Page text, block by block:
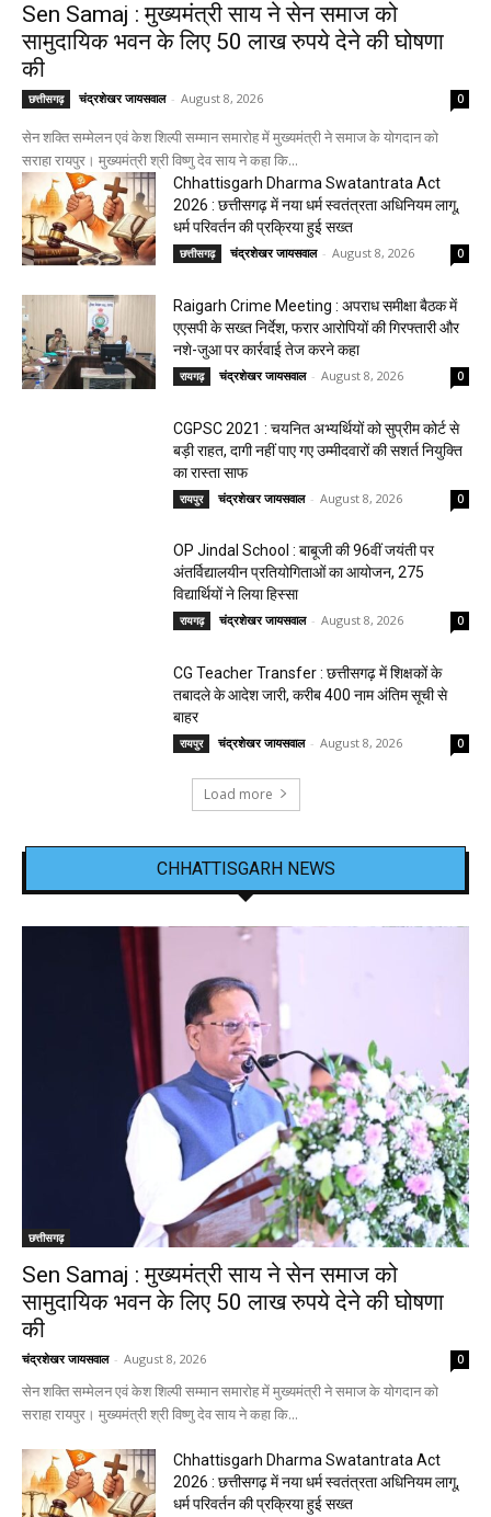
Sen Samaj : मुख्यमंत्री साय ने सेन समाज को
सामुदायिक भवन के लिए 50 लाख रुपये देने की घोषणा
की
छत्तीसगढ़ चंद्रशेखर जायसवाल - August 8, 2026 0
सेन शक्ति सम्मेलन एवं केश शिल्पी सम्मान समारोह में मुख्यमंत्री ने समाज के योगदान को
सराहा रायपुर। मुख्यमंत्री श्री विष्णु देव साय ने कहा कि...
Chhattisgarh Dharma Swatantrata Act
2026 : छत्तीसगढ़ में नया धर्म स्वतंत्रता अधिनियम लागू,
धर्म परिवर्तन की प्रक्रिया हुई सख्त
छत्तीसगढ़ चंद्रशेखर जायसवाल - August 8, 2026 0
Raigarh Crime Meeting : अपराध समीक्षा बैठक में
एएसपी के सख्त निर्देश, फरार आरोपियों की गिरफ्तारी और
नशे-जुआ पर कार्रवाई तेज करने कहा
रायगढ़ चंद्रशेखर जायसवाल - August 8, 2026 0
CGPSC 2021 : चयनित अभ्यर्थियों को सुप्रीम कोर्ट से
बड़ी राहत, दागी नहीं पाए गए उम्मीदवारों की सशर्त नियुक्ति
का रास्ता साफ
रायपुर चंद्रशेखर जायसवाल - August 8, 2026 0
OP Jindal School : बाबूजी की 96वीं जयंती पर
अंतर्विद्यालयीन प्रतियोगिताओं का आयोजन, 275
विद्यार्थियों ने लिया हिस्सा
रायगढ़ चंद्रशेखर जायसवाल - August 8, 2026 0
CG Teacher Transfer : छत्तीसगढ़ में शिक्षकों के
तबादले के आदेश जारी, करीब 400 नाम अंतिम सूची से
बाहर
रायपुर चंद्रशेखर जायसवाल - August 8, 2026 0
Load more
CHHATTISGARH NEWS
छत्तीसगढ़
Sen Samaj : मुख्यमंत्री साय ने सेन समाज को
सामुदायिक भवन के लिए 50 लाख रुपये देने की घोषणा
की
चंद्रशेखर जायसवाल - August 8, 2026 0
सेन शक्ति सम्मेलन एवं केश शिल्पी सम्मान समारोह में मुख्यमंत्री ने समाज के योगदान को
सराहा रायपुर। मुख्यमंत्री श्री विष्णु देव साय ने कहा कि...
Chhattisgarh Dharma Swatantrata Act
2026 : छत्तीसगढ़ में नया धर्म स्वतंत्रता अधिनियम लागू,
धर्म परिवर्तन की प्रक्रिया हुई सख्त